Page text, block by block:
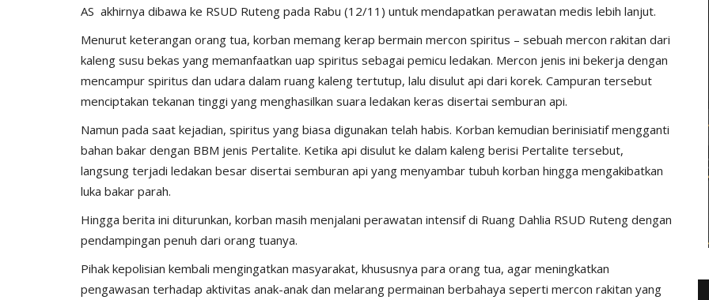
AS akhirnya dibawa ke RSUD Ruteng pada Rabu (12/11) untuk mendapatkan perawatan medis lebih lanjut.
Menurut keterangan orang tua, korban memang kerap bermain mercon spiritus – sebuah mercon rakitan dari
kaleng susu bekas yang memanfaatkan uap spiritus sebagai pemicu ledakan. Mercon jenis ini bekerja dengan
mencampur spiritus dan udara dalam ruang kaleng tertutup, lalu disulut api dari korek. Campuran tersebut
menciptakan tekanan tinggi yang menghasilkan suara ledakan keras disertai semburan api.
Namun pada saat kejadian, spiritus yang biasa digunakan telah habis. Korban kemudian berinisiatif mengganti
bahan bakar dengan BBM jenis Pertalite. Ketika api disulut ke dalam kaleng berisi Pertalite tersebut,
langsung terjadi ledakan besar disertai semburan api yang menyambar tubuh korban hingga mengakibatkan
luka bakar parah.
Hingga berita ini diturunkan, korban masih menjalani perawatan intensif di Ruang Dahlia RSUD Ruteng dengan
pendampingan penuh dari orang tuanya.
Pihak kepolisian kembali mengingatkan masyarakat, khususnya para orang tua, agar meningkatkan
pengawasan terhadap aktivitas anak-anak dan melarang permainan berbahaya seperti mercon rakitan yang